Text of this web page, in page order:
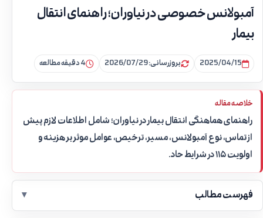
آمبولانس خصوصی در نیاوران؛ راهنمای انتقال
بیمار
2025/04/15 بروزرسانی: 2026/07/29 4 دقیقه مطالعه
خلاصه مقاله
راهنمای هماهنگی انتقال بیمار در نیاوران؛ شامل اطلاعات لازم پیش
از تماس، نوع آمبولانس، مسیر، ترخیص، عوامل موثر بر هزینه و
اولویت ۱۱۵ در شرایط حاد.
فهرست مطالب